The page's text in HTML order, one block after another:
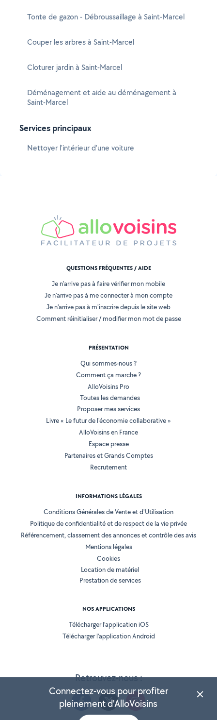
Tonte de gazon - Débroussaillage à Saint-Marcel
Couper les arbres à Saint-Marcel
Cloturer jardin à Saint-Marcel
Déménagement et aide au déménagement à
Saint-Marcel
Services principaux
Nettoyer l'intérieur d'une voiture
Retrouvez-nous :
QUESTIONS FRÉQUENTES / AIDE
Je n'arrive pas à faire vérifier mon mobile
Je n'arrive pas à me connecter à mon compte
Je n'arrive pas à m'inscrire depuis le site web
Comment réinitialiser / modifier mon mot de passe
PRÉSENTATION
Qui sommes-nous ?
Comment ça marche ?
AlloVoisins Pro
Toutes les demandes
Proposer mes services
Livre « Le futur de l'économie collaborative »
AlloVoisins en France
Espace presse
Partenaires et Grands Comptes
Recrutement
INFORMATIONS LÉGALES
Conditions Générales de Vente et d'Utilisation
Politique de confidentialité et de respect de la vie privée
Référencement, classement des annonces et contrôle des avis
Mentions légales
Cookies
Location de matériel
Prestation de services
NOS APPLICATIONS
Télécharger l’application iOS
Télécharger l’application Android
Connectez-vous pour profiter
pleinement d'AlloVoisins